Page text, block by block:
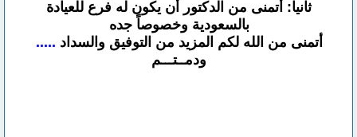
ثانيا: أتمنى من الدكتور أن يكون له فرع للعيادة
بالسعودية وخصوصاً جده
أتمنى من الله لكم المزيد من التوفيق والسداد .....
ودمــتـــم